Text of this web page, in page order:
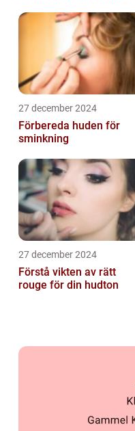
27 december 2024
Förbereda huden för
sminkning
27 december 2024
Förstå vikten av rätt
rouge för din hudton